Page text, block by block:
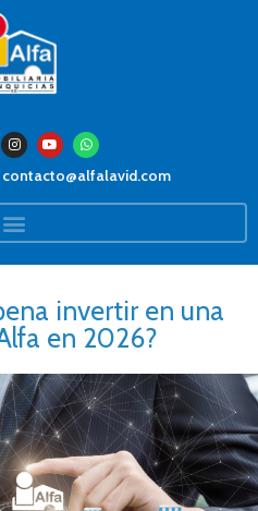
contacto@alfalavid.com
invertir en una
en 2026?